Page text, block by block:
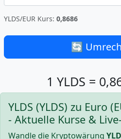
YLDS/EUR Kurs: 0,8686
🔄
1 YLDS =
YLDS (YLDS) zu Euro
- Aktuelle Kurse &
Wandle die Kryptowärung